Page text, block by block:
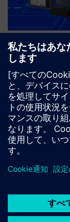
SIMATIC
WHERE.ISソリ
位置特定と追跡
ネスのセキュリ
ョンです。
詳細情報